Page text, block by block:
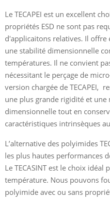
Le TECAPEI est un excellent
propriétés ESD ne sont pas
d'applicaitons relatives. Il offre
une stabilité dimensionnelle
températures. Il ne convient
nécessitant le perçage de
version chargée de TECAPEI,
une plus grande rigidité et
dimensionnelle tout en
caractéristiques intrinsèques
L’alternative des polyimides
les plus hautes performances
Le TECASINT est le choix
température. Nous pouvons
polyimide avec ou sans